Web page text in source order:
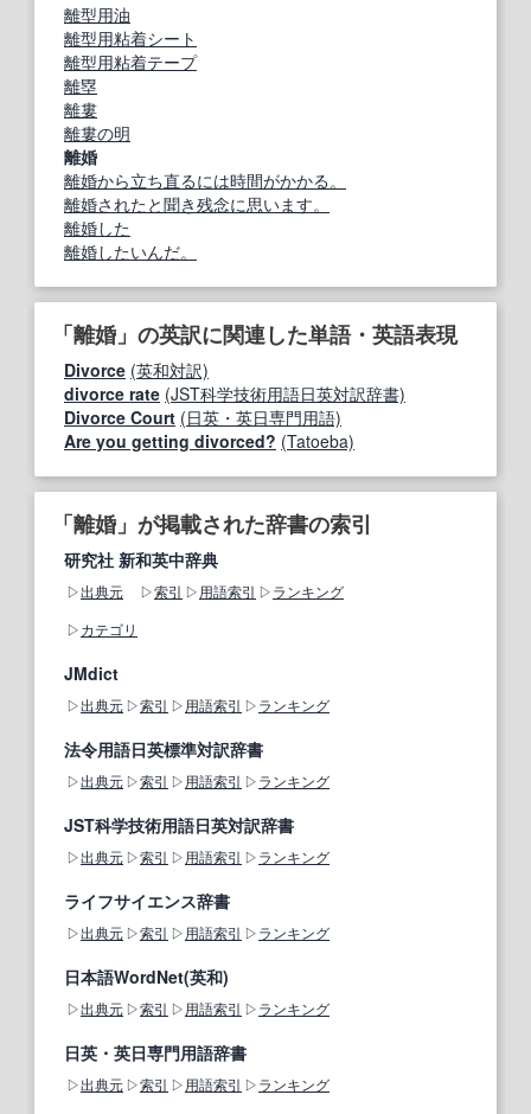
離型用油
離型用粘着シート
離型用粘着テープ
離塁
離婁
離婁の明
離婚
離婚から立ち直るには時間がかかる。
離婚されたと聞き残念に思います。
離婚した
離婚したいんだ。
「離婚」の英訳に関連した単語・英語表現
Divorce (英和対訳)
divorce rate (JST科学技術用語日英対訳辞書)
Divorce Court (日英・英日専門用語)
Are you getting divorced? (Tatoeba)
「離婚」が掲載された辞書の索引
研究社 新和英中辞典
出典元 索引 用語索引
ランキング
カテゴリ
JMdict
出典元 索引 用語索引 ランキング
法令用語日英標準対訳辞書
出典元 索引 用語索引 ランキング
JST科学技術用語日英対訳辞書
出典元 索引 用語索引 ランキング
ライフサイエンス辞書
出典元 索引 用語索引 ランキング
日本語WordNet(英和)
出典元 索引 用語索引 ランキング
日英・英日専門用語辞書
出典元 索引 用語索引 ランキング